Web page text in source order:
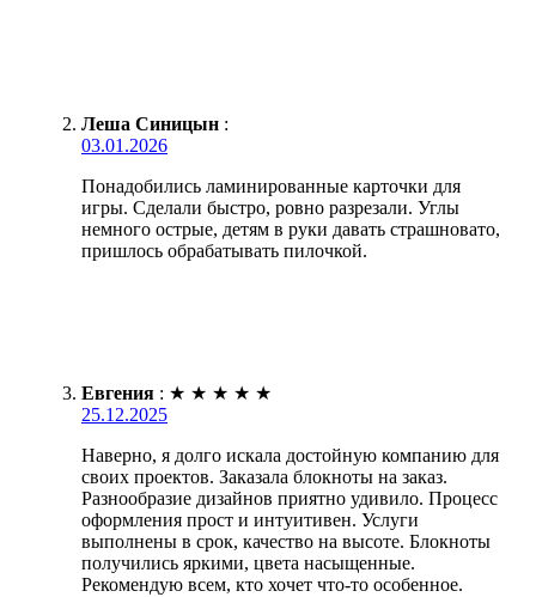
Леша Синицын :
03.01.2026
Понадобились ламинированные карточки для
игры. Сделали быстро, ровно разрезали. Углы
немного острые, детям в руки давать страшновато,
пришлось обрабатывать пилочкой.
Евгения : ★ ★ ★ ★ ★
25.12.2025
Наверно, я долго искала достойную компанию для
своих проектов. Заказала блокноты на заказ.
Разнообразие дизайнов приятно удивило. Процесс
оформления прост и интуитивен. Услуги
выполнены в срок, качество на высоте. Блокноты
получились яркими, цвета насыщенные.
Рекомендую всем, кто хочет что-то особенное.